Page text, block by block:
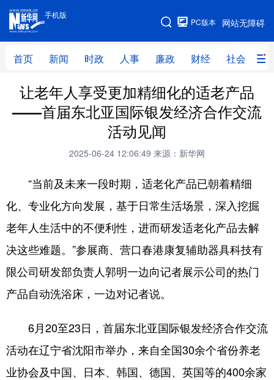
手机版
网站无障碍
PC版本
首页 新闻 时政 人事 廉政 财经 社会 科
手机版
网站地图
首页 新闻 时政 人事
廉政 财经 社会 科技
地方频道
北京 天津 河北 山西
辽宁 吉林 上海 江苏
浙江 安徽 福建
河南 湖南
广东 广西 海南 重庆
四川 贵州 云南 西藏
让老年人享受更加精细化的适老产品
——首届东北亚国际银发经济合作交流
活动见闻
2025-06-24 12:06:49 来源：新华网
“当前及未来一段时期，适老化产品已朝着精细
化、专业化方向发展，基于日常生活场景，深入挖掘
老年人生活中的不便利性，进而研发适老化产品去解
决这些难题。”参展商、营口春港康复辅助器具科技有
限公司研发部负责人郭明一边向记者展示公司的热门
产品自动洗浴床，一边对记者说。
6月20至23日，首届东北亚国际银发经济合作交流
活动在辽宁省沈阳市举办，来自全国30余个省份养老
业协会及中国、日本、韩国、德国、英国等的400余家